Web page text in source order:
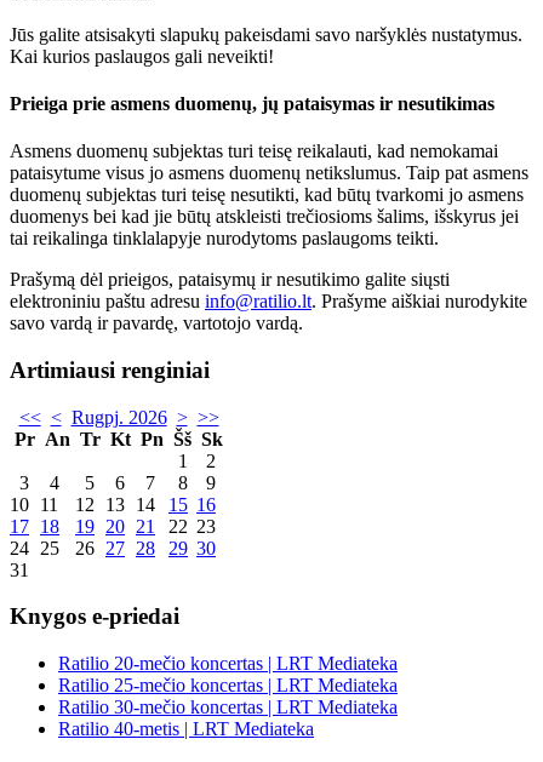
Jūs galite atsisakyti slapukų pakeisdami savo naršyklės nustatymus.
Kai kurios paslaugos gali neveikti!
Prieiga prie asmens duomenų, jų pataisymas ir nesutikimas
Asmens duomenų subjektas turi teisę reikalauti, kad nemokamai
pataisytume visus jo asmens duomenų netikslumus. Taip pat asmens
duomenų subjektas turi teisę nesutikti, kad būtų tvarkomi jo asmens
duomenys bei kad jie būtų atskleisti trečiosioms šalims, išskyrus jei
tai reikalinga tinklalapyje nurodytoms paslaugoms teikti.
Prašymą dėl prieigos, pataisymų ir nesutikimo galite siųsti
elektroniniu paštu adresu info@ratilio.lt. Prašyme aiškiai nurodykite
savo vardą ir pavardę, vartotojo vardą.
Artimiausi renginiai
<< < Rugpj. 2026 > >>
Pr An Tr Kt Pn Šš Sk
1
2
3
4 5 6 7 8
9
10 11 12 13 14 15 16
17 18 19 20 21 22 23
24 25 26 27 28 29 30
31
Knygos e-priedai
Ratilio 20-mečio koncertas | LRT Mediateka
Ratilio 25-mečio koncertas | LRT Mediateka
Ratilio 30-mečio koncertas | LRT Mediateka
Ratilio 40-metis | LRT Mediateka